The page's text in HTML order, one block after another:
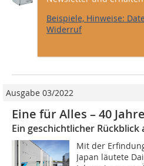
Beispiele, Hinweise:
Widerruf
Daikin. Das
getrennten
dem
und für die
Ausgabe 03/2022
Eine für Alles – 40
Ein geschichtlicher Rückblick
Mit der
Japan läutete